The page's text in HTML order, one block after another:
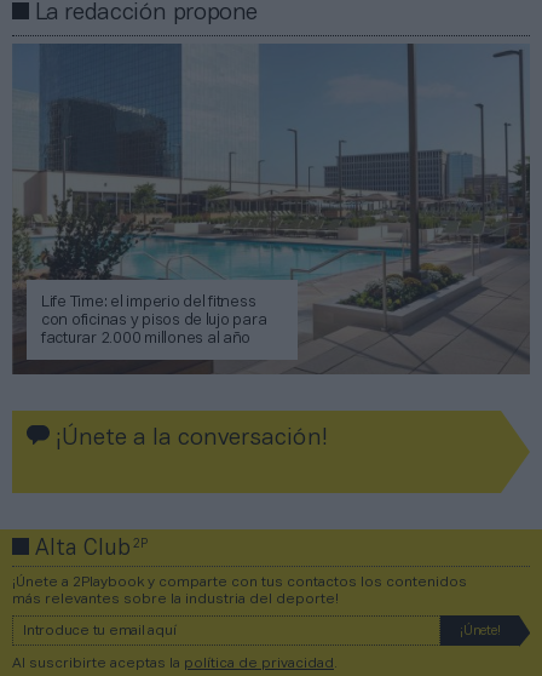
La redacción propone
Life Time: el imperio del fitness
con oficinas y pisos de lujo para
facturar 2.000 millones al año
¡Únete a la conversación!
Alta Club2P
¡Únete a 2Playbook y comparte con tus contactos los contenidos
más relevantes sobre la industria del deporte!
Al suscribirte aceptas la política de privacidad